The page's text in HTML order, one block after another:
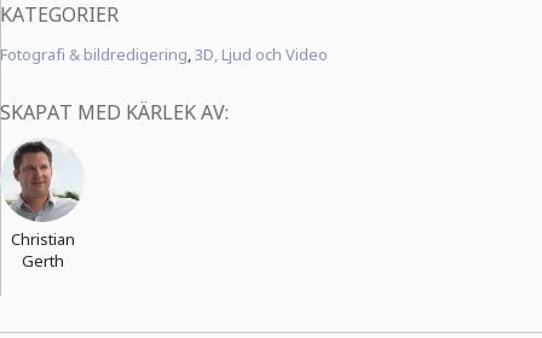
KATEGORIER
Fotografi & bildredigering,3D, Ljud och Video
SKAPAT MED KÄRLEK AV:
Christian
Gerth